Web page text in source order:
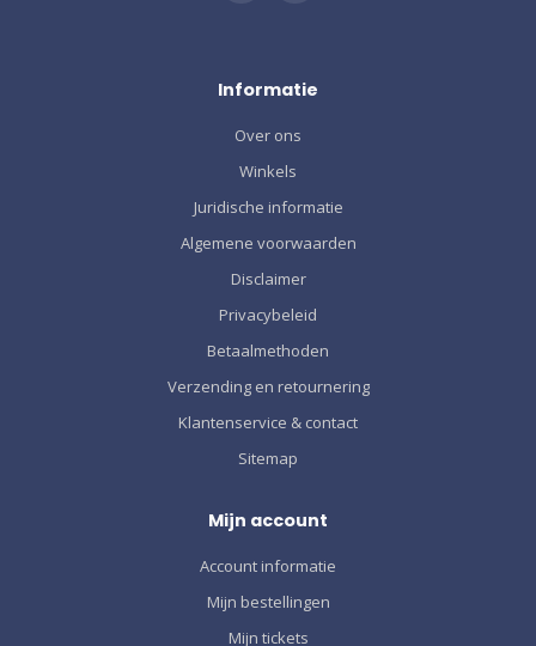
Informatie
Over ons
Winkels
Juridische informatie
Algemene voorwaarden
Disclaimer
Privacybeleid
Betaalmethoden
Verzending en retournering
Klantenservice & contact
Sitemap
Mijn account
Account informatie
Mijn bestellingen
Mijn tickets